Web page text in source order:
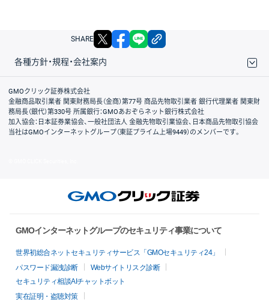
SHARE X facebook
各種方針・規程・会社案内
取引規程・約款
サイトマップ
その他のご案内
個人情報保護方針
最良執行方針
サイトのご利用について
ディスクレイマー
信託保全
リスク説明
会社案内
GMOクリック証券株式会社
金融商品取引業者 関東財務局長（金商）第77号 商品先物取引業者 銀行代理業者 関東財
務局長（銀代）第330号 所属銀行：GMOあおぞらネット銀行株式会社
加入協会：日本証券業協会、一般社団法人 金融先物取引業協会、日本商品先物取引協会
当社はGMOインターネットグループ（東証プライム上場9449）のメンバーです。
GMOインターネットグループのセキュリティ事業について
世界初総合ネットセキュリティサービス「GMOセキュリティ24」
パスワード漏洩診断
Webサイトリスク診断
セキュリティ相談AIチャットボット
実在証明・盗聴対策